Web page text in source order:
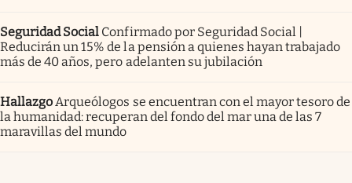
Seguridad Social Confirmado por Seguridad Social |
Reducirán un 15% de la pensión a quienes hayan trabajado
más de 40 años, pero adelanten su jubilación
HallazgoArqueólogos se encuentran con el mayor tesoro de
la humanidad: recuperan del fondo del mar una de las 7
maravillas del mundo